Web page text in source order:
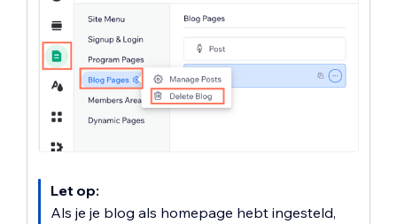
Let op:
Als je je blog als homepage hebt ingesteld,